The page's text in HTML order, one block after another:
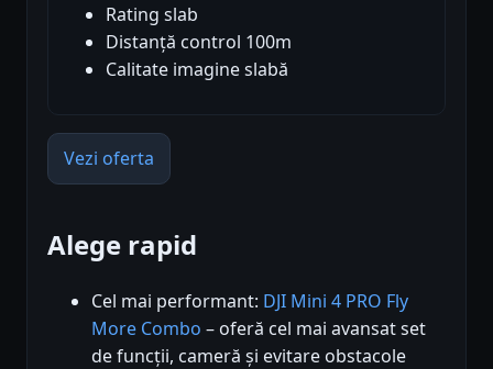
Rating slab
Distanță control 100m
Calitate imagine slabă
Vezi oferta
Alege rapid
Cel mai performant: DJI Mini 4 PRO Fly
More Combo – oferă cel mai avansat set
de funcții, cameră și evitare obstacole